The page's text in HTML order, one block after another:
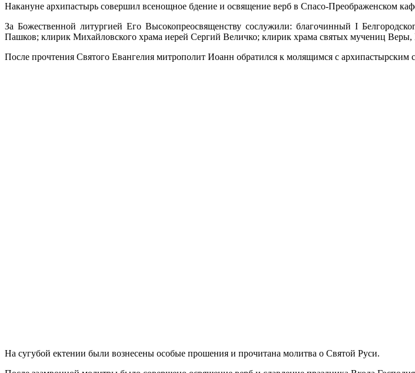
Накануне архипастырь совершил всенощное бдение и освящение верб в Спасо-Преображенском
За Божественной литургией Его Высокопреосвященству сослужили: благочинный I
Пашков; клирик Михайловского храма иерей Сергий Величко; клирик храма святых мучениц
После прочтения Святого Евангелия митрополит Иоанн обратился к молящимся с архипастырским
На сугубой ектении были вознесены особые прошения и прочитана молитва о Святой Руси.